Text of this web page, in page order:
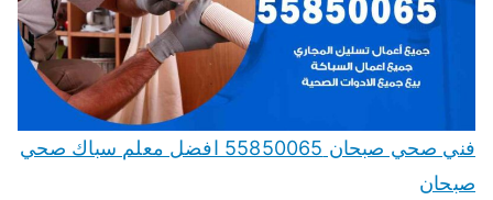
فني صحي صبحان 55850065 افضل معلم سباك صحي
صبحان